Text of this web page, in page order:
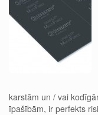
karstām un / vai
īpašībām, ir perfekts